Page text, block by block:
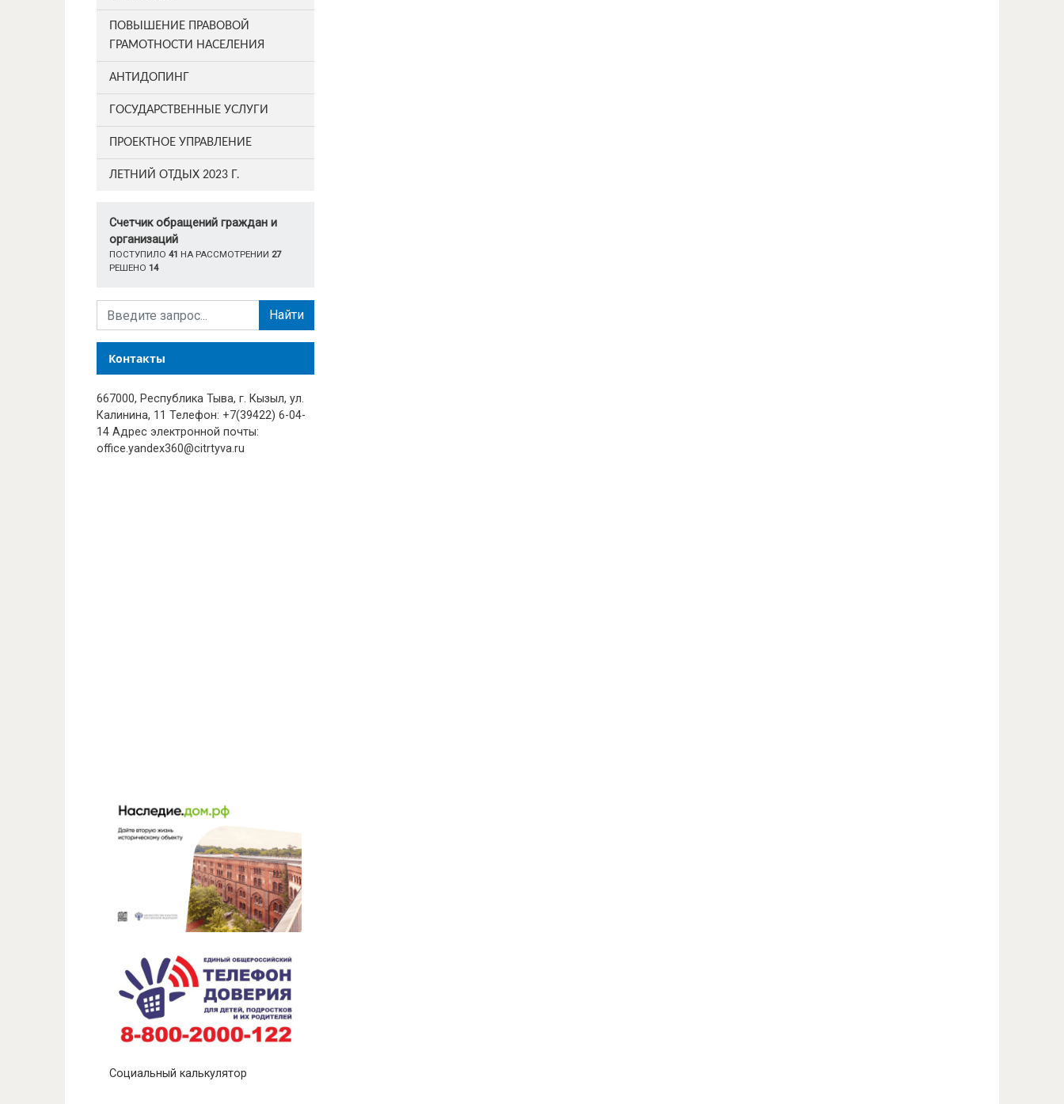
ПОВЫШЕНИЕ ПРАВОВОЙ
ГРАМОТНОСТИ НАСЕЛЕНИЯ
АНТИДОПИНГ
ГОСУДАРСТВЕННЫЕ УСЛУГИ
ПРОЕКТНОЕ УПРАВЛЕНИЕ
ЛЕТНИЙ ОТДЫХ 2023 Г.
Счетчик обращений граждан и
организаций
ПОСТУПИЛО 41 НА РАССМОТРЕНИИ 27
РЕШЕНО 14
Найти
Контакты
667000, Республика Тыва, г. Кызыл, ул.
Калинина, 11 Телефон: +7(39422) 6-04-
14 Адрес электронной почты:
office.yandex360@citrtyva.ru
Социальный калькулятор